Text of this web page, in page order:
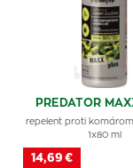
PREDATOR
repelent proti
1x80 ml
14,69 €